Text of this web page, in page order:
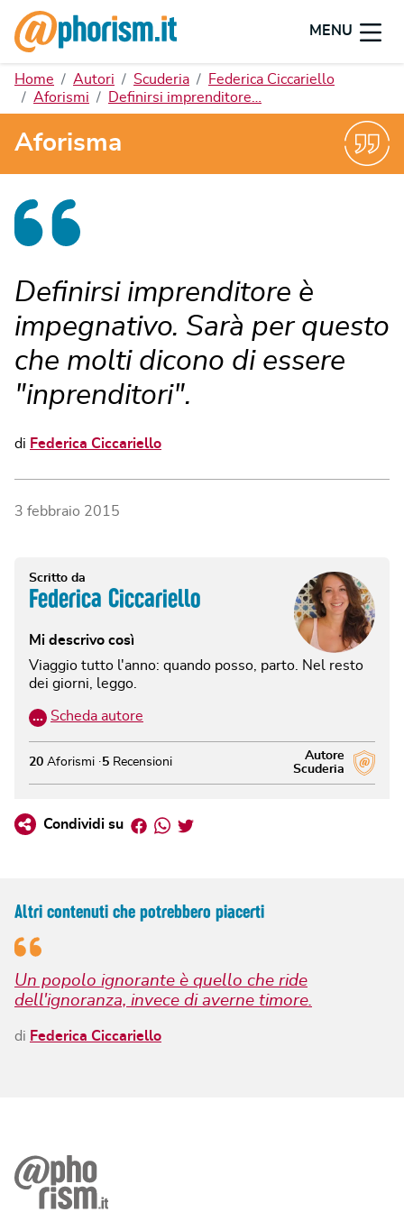
MENU
Home Autori Scuderia
Federica Ciccariello
Aforismi
Definirsi imprenditore…
Aforisma
Definirsi imprenditore è
impegnativo. Sarà per questo
che molti dicono di essere
"inprenditori".
di Federica Ciccariello
3 febbraio 2015
Scritto da
Federica Ciccariello
Mi descrivo così
Viaggio tutto l'anno: quando posso, parto. Nel resto
dei giorni, leggo.
… Scheda autore
Autore
Scuderia
20 Aforismi 5 Recensioni
Condividi su Facebook
Whatsapp
Twitter
Altri contenuti che potrebbero piacerti
Un popolo ignorante è quello che ride
dell'ignoranza, invece di averne timore.
di Federica Ciccariello